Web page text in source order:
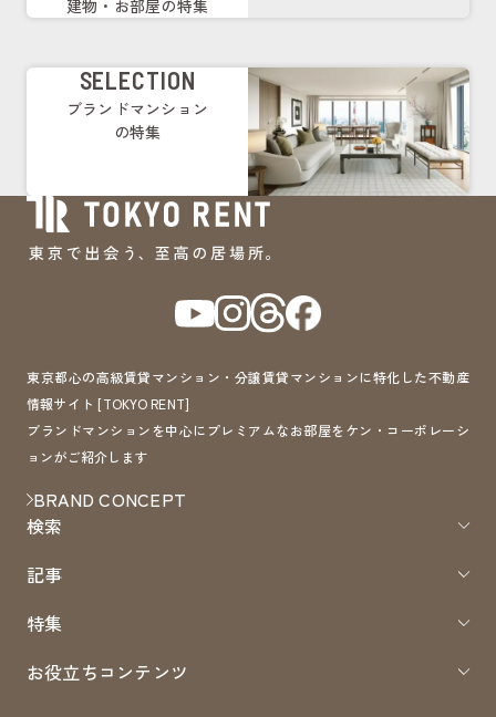
建物・お部屋の特集
SELECTION
ブランドマンション
の特集
東京都心の高級賃貸マンション・分譲賃貸マンションに特化した不動産
情報サイト [TOKYO RENT]
ブランドマンションを中心にプレミアムなお部屋をケン・コーポレーシ
ョンがご紹介します
BRAND CONCEPT
検索
記事
特集
お役立ちコンテンツ